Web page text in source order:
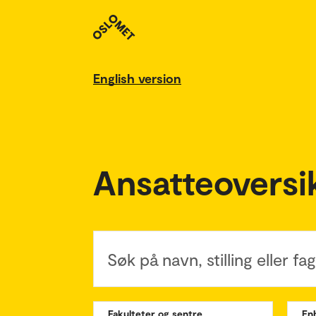
English version
Søk på navn, stilling eller
Fakulteter og sentre